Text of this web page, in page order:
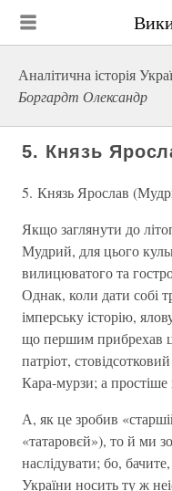
Аналітична історія
Боргардт Олександр
5. Князь
5. Князь Ярослав
Якщо заглянути до
Мудрий, для цього
вилицюватого та
Однак, коли дати собі
імперську історію,
що першим прибрехав
патріот,
Кара-мурзи; а
А, як це зробив
«татаровєй»), то й ми
наслідувати; бо,
України носить ту ж